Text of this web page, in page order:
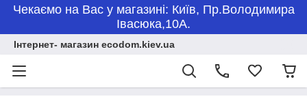
Чекаємо на Вас у магазині: Київ, Пр.Володимира
Івасюка,10А.
Інтернет- магазин ecodom.kiev.ua